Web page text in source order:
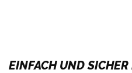
EINFACH UND